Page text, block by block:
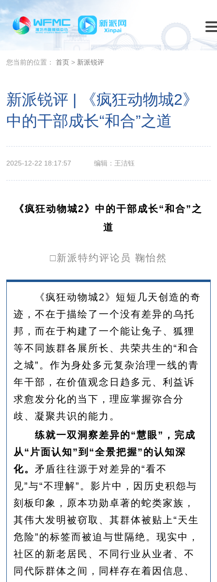
您当前的位置：首页 > 新派锐评
新派锐评 | 《疯狂动物城2》
中的干部成长“和合”之道
2025-12-22 18:17:57 编辑：王洁钰
《疯狂动物城2》中的干部成长“和合”之
道
□新派特约评论员 鞠怡然
《疯狂动物城2》短短几天创造的奇
迹，不在于描绘了一个没有差异的乌托
邦，而在于构建了一个能让兔子、狐狸
等不同族群各展所长、共荣共生的“和合
之城”。作为身处多元复杂治理一线的青
年干部，在价值观念日趋多元、利益诉
求愈发分化的当下，理应掌握弥合分
歧、凝聚共识的能力。
练就一双洞察差异的“慧眼”，完成
从“片面认知”到“全景把握”的认知深
化。 矛盾往往源于对差异的“看不
见”与“不理解”。影片中，因历史积怨与
刻板印象，原本功勋卓著的蛇类家族，
其伟大发明被窃取、其群体被贴上“天生
危险”的标签而被迫与世隔绝。现实中，
社区的新老居民、不同行业从业者、不
同代际群体之间，同样存在着因信息、